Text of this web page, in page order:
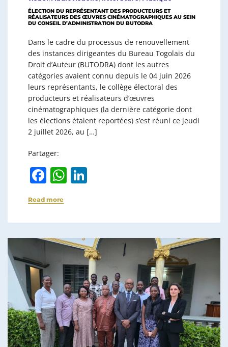
ÉLECTION DU REPRÉSENTANT DES PRODUCTEURS ET
RÉALISATEURS DES ŒUVRES CINÉMATOGRAPHIQUES AU SEIN
DU CONSEIL D’ADMINISTRATION DU BUTODRA
Dans le cadre du processus de renouvellement
des instances dirigeantes du Bureau Togolais du
Droit d’Auteur (BUTODRA) dont les autres
catégories avaient connu depuis le 04 juin 2026
leurs représentants, le collège électoral des
producteurs et réalisateurs d’œuvres
cinématographiques (la dernière catégorie dont
les élections étaient reportées) s’est réuni ce jeudi
2 juillet 2026, au […]
Partager:
F
c
e
b
o
o
k
W
s
A
p
p
e
dI
n
Read more